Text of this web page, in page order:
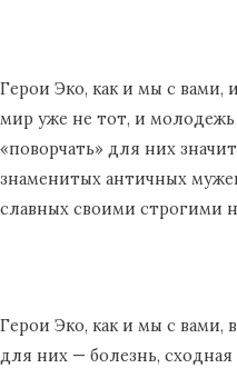
Герои Эко, как и мы с вами,
мир уже не тот, и молодежь
«поворчать» для них
знаменитых античных
славных своими строгими
Герои Эко, как и мы с вами,
для них — болезнь,